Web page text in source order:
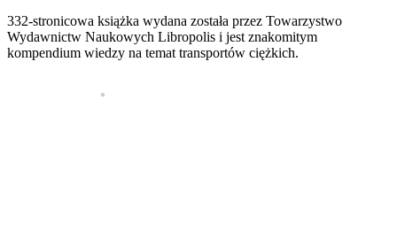
332-stronicowa książka wydana została przez Towarzystwo
Wydawnictw Naukowych Libropolis i jest znakomitym
kompendium wiedzy na temat transportów ciężkich.